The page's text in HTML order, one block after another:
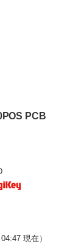
PCB
現在）